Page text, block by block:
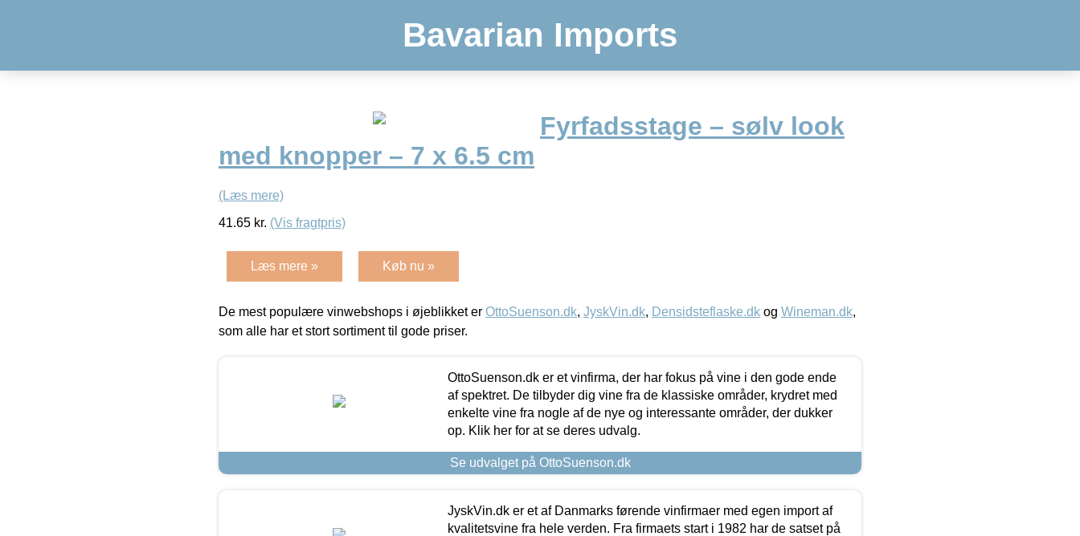
Bavarian Imports
Fyrfadsstage – sølv look
med knopper – 7 x 6.5 cm
(Læs mere)
41.65 kr. (Vis fragtpris)
Læs mere » Køb nu »
De mest populære vinwebshops i øjeblikket er OttoSuenson.dk, JyskVin.dk, Densidsteflaske.dk og Wineman.dk,
som alle har et stort sortiment til gode priser.
OttoSuenson.dk er et vinfirma, der har fokus på vine i den gode ende
af spektret. De tilbyder dig vine fra de klassiske områder, krydret med
enkelte vine fra nogle af de nye og interessante områder, der dukker
op. Klik her for at se deres udvalg.
Se udvalget på OttoSuenson.dk
JyskVin.dk er et af Danmarks førende vinfirmaer med egen import af
kvalitetsvine fra hele verden. Fra firmaets start i 1982 har de satset på